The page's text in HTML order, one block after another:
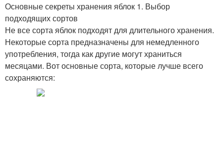
Основные секреты хранения яблок 1. Выбор
подходящих сортов
Не все сорта яблок подходят для длительного хранения.
Некоторые сорта предназначены для немедленного
употребления, тогда как другие могут храниться
месяцами. Вот основные сорта, которые лучше всего
сохраняются: